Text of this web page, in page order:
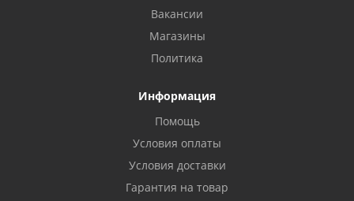
Вакансии
Магазины
Политика
Информация
Помощь
Условия оплаты
Условия доставки
Гарантия на товар